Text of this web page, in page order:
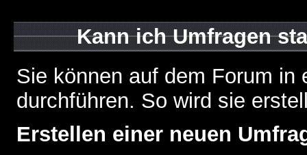
Kann ich Umfragen
Sie können auf dem Forum in
durchführen. So wird sie
Erstellen einer neuen